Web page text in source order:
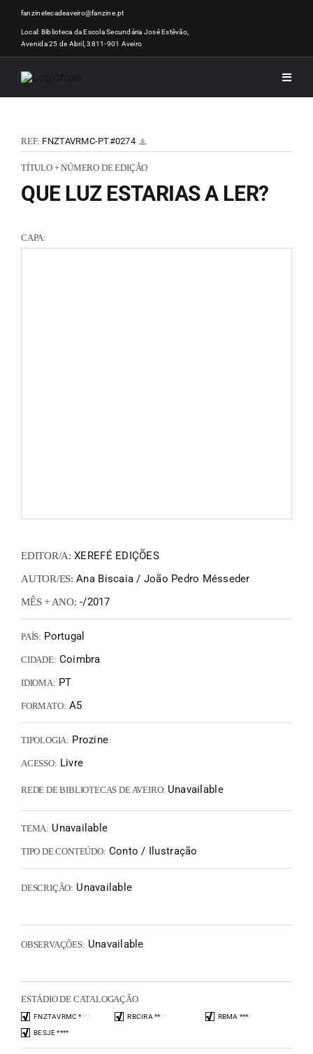
Skip
content
fanzinetecadeaveiro@fanzine.pt
Local: Biblioteca da Escola Secundária José Estêvão,
Avenida 25 de Abril, 3811-901 Aveiro
Toggle
REF: FNZTAVRMC-PT#0274
TÍTULO + NÚMERO DE EDIÇÃO
QUE LUZ ESTARIAS A LER?
CAPA:
EDITOR/A: XEREFÉ EDIÇÕES
AUTOR/ES: Ana Biscaia / João Pedro Mésseder
MÊS + ANO: -/2017
PAÍS: Portugal
CIDADE: Coimbra
IDIOMA: PT
FORMATO: A5
TIPOLOGIA: Prozine
ACESSO: Livre
REDE DE BIBLIOTECAS DE AVEIRO: Unavailable
TEMA: Unavailable
TIPO DE CONTEÚDO: Conto / Ilustração
DESCRIÇÃO: Unavailable
OBSERVAÇÕES: Unavailable
ESTÁDIO DE CATALOGAÇÃO
FNZTAVRMC **** RBCIRA **** RBMA ****
BESJE ****